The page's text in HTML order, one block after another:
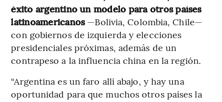
éxito argentino un modelo para otros países
latinoamericanos—Bolivia, Colombia, Chile—
con gobiernos de izquierda y elecciones
presidenciales próximas, además de un
contrapeso a la influencia china en la región.
“Argentina es un faro allí abajo, y hay una
oportunidad para que muchos otros países la